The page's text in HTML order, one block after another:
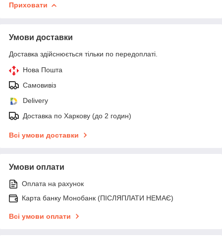
Приховати
Умови доставки
Доставка здійснюється тільки по передоплаті.
Нова Пошта
Самовивіз
Delivery
Доставка по Харкову (до 2 годин)
Всі умови доставки
Умови оплати
Оплата на рахунок
Карта банку Монобанк (ПІСЛЯПЛАТИ НЕМАЄ)
Всі умови оплати